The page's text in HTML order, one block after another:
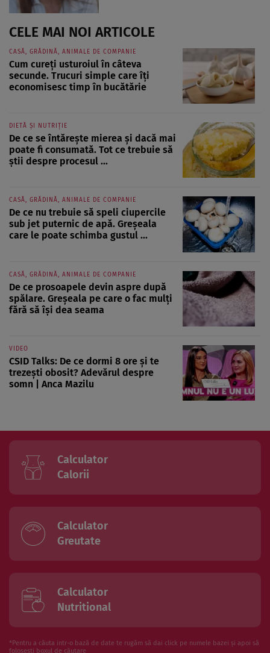
CELE MAI NOI ARTICOLE
CASĂ, GRĂDINĂ, ANIMALE DE COMPANIE
Cum cureți usturoiul în câteva
secunde. Trucuri simple care îți
economisesc timp în bucătărie
DIETĂ ȘI NUTRIȚIE
De ce se întărește mierea și dacă mai
poate fi consumată. Tot ce trebuie să
știi despre procesul ...
CASĂ, GRĂDINĂ, ANIMALE DE COMPANIE
De ce nu trebuie să speli ciupercile
sub jet puternic de apă. Greșeala
care le poate schimba gustul ...
CASĂ, GRĂDINĂ, ANIMALE DE COMPANIE
De ce prosoapele devin aspre după
spălare. Greșeala pe care o fac mulți
fără să își dea seama
VIDEO
CSID Talks: De ce dormi 8 ore și te
trezești obosit? Adevărul despre
somn | Anca Mazilu
Calculator
Calorii
Calculator
Greutate
Calculator
Nutritional
*Pentru a căuta intr-o bază de date te rugăm să dai click pe numele bazei și apoi să
folosesti boxul de căutare